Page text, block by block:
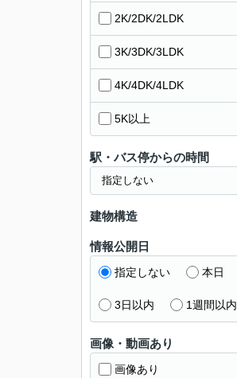
2K/2DK/2LDK
3K/3DK/3LDK
4K/4DK/4LDK
5K以上
駅・バス停からの時間
建物構造
情報公開日
指定しない 本日
3日以内 1週間以内
画像・動画あり
画像あり